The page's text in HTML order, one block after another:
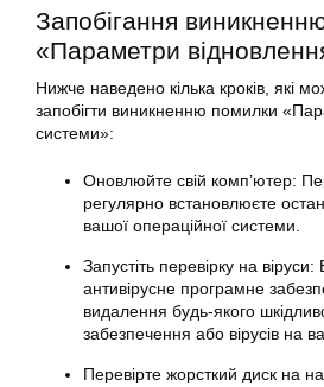
Запобігання
«Параметри
Нижче наведено кілька кроків, які
запобігти виникненню помилки
системи»:
Оновлюйте свій комп’ютер:
регулярно встановлюєте
вашої операційної системи.
Запустіть перевірку на
антивірусне програмне
видалення будь-якого
забезпечення або вірусів на
Перевірте жорсткий диск на